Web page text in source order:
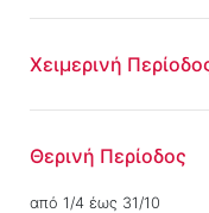
Χειμερινή
Θερινή Περίοδος
από 1/4 έως 31/10